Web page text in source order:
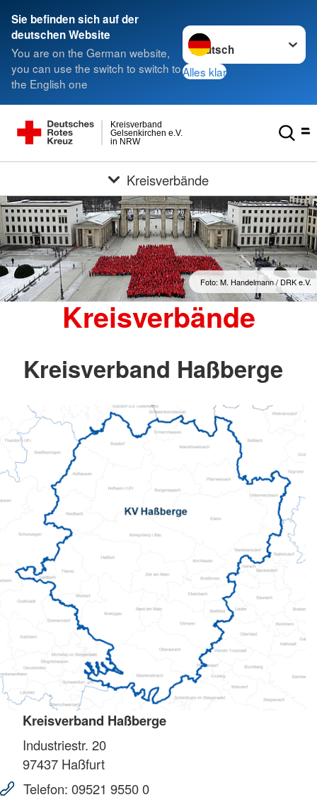
Sie befinden sich auf der
deutschen Website
You are on the German website,
you can use the switch to switch to
the English one
Sprache wechseln zu
Alles klar
in NRW
Gelsenkirchen e.V.
Kreisverband
Kreisverbände
Foto: M. Handelmann / DRK e.V.
Kreisverbände
Kreisverband Haßberge
Kreisverband Haßberge
Industriestr. 20
97437 Haßfurt
Telefon: 09521 9550 0